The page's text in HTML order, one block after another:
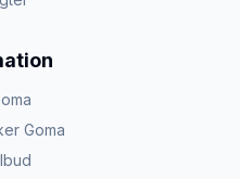
Goma